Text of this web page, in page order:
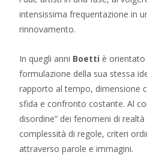
intensissima frequentazione in
rinnovamento.
In quegli anni Boetti è orientato
formulazione della sua stessa
rapporto al tempo, dimensione
sfida e confronto costante. Al
disordine” dei fenomeni di
complessità di regole, criteri
attraverso parole e immagini.